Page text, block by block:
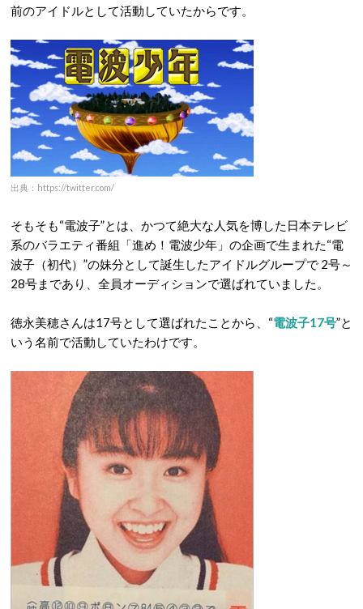
前のアイドルとして活動していたからです。
出典：https://twitter.com/
そもそも“電波子”とは、かつて絶大な人気を博した日本テレビ
系のバラエティ番組「進め！電波少年」の企画で生まれた“電
波子（初代）”の妹分として誕生したアイドルグループで 2号～
28号まであり、全員オーディションで選ばれていました。
徳永美穂さんは17号として選ばれたことから、“電波子17号”と
いう名前で活動していたわけです。